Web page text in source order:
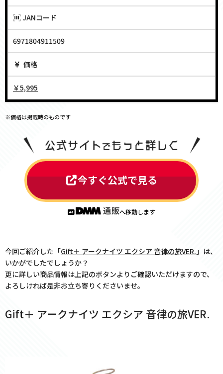
JANコード
6971804911509
価格
￥5,995
※価格は掲載時のものです
今すぐ公式で見る
へ移動します
今回ご紹介した「Gift＋ アークナイツ エクシア 音律の旅VER.」は、
いかがでしたでしょうか？
更に詳しい商品情報は上記のボタンよりご確認いただけますので、
よろしければ是非お立ち寄りくださいませ。
Gift＋ アークナイツ エクシア 音律の旅VER.